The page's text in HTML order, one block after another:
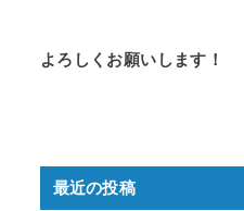
よろしくお願いします！
最近の投稿